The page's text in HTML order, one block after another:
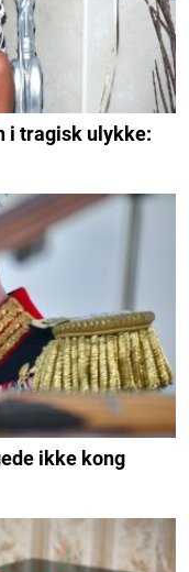
i tragisk ulykke:
ikke kong